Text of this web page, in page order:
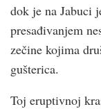
dok je na Jabuci
presađivanjem
zečine kojima
gušterica.
Toj eruptivnoj